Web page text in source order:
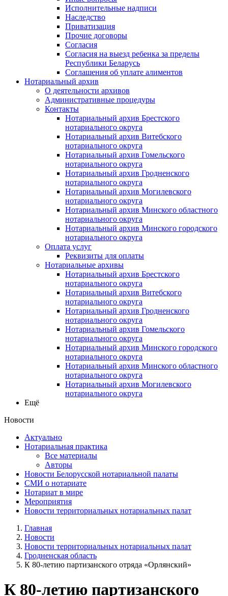
Исполнительные надписи
Наследство
Приватизация
Прочие договоры
Согласия
Согласия на выезд ребенка за пределы
Республики Беларусь
Соглашения об уплате алиментов
Нотариальный архив
О деятельности архивов
Административные процедуры
Контакты
Нотариальный архив Брестского
нотариального округа
Нотариальный архив Витебского
нотариального округа
Нотариальный архив Гомельского
нотариального округа
Нотариальный архив Гродненского
нотариального округа
Нотариальный архив Могилевского
нотариального округа
Нотариальный архив Минского областного
нотариального округа
Нотариальный архив Минского городского
нотариального округа
Оплата услуг
Реквизиты для оплаты
Нотариальные архивы
Нотариальный архив Брестского
нотариального округа
Нотариальный архив Витебского
нотариального округа
Нотариальный архив Гродненского
нотариального округа
Нотариальный архив Гомельского
нотариального округа
Нотариальный архив Минского городского
нотариального округа
Нотариальный архив Минского областного
нотариального округа
Нотариальный архив Могилевского
нотариального округа
Ещё
Новости
Актуально
Нотариальная практика
Все материалы
Авторы
Новости Белорусской нотариальной палаты
СМИ о нотариате
Нотариат в мире
Мероприятия
Новости территориальных нотариальных палат
Главная
Новости
Новости территориальных нотариальных палат
Гродненская область
К 80-летию партизанского отряда «Орлянский»
К 80-летию партизанского